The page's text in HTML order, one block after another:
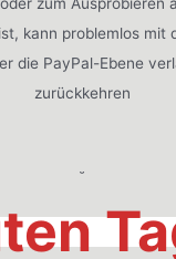
kann problemlos mit
die PayPal-Ebene
zurückkehren
˘